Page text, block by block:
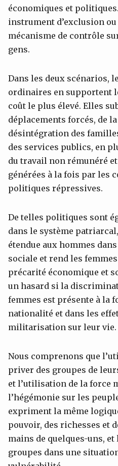
économiques et
instrument d’exclusion
mécanisme de contrôle
gens.
Dans les deux scénarios,
ordinaires en supportent
coût le plus élevé. Elles
déplacements forcés, de
désintégration des
des services publics, en
du travail non rémunéré
générées à la fois par les
politiques répressives.
De telles politiques sont
dans le système
étendue aux hommes
sociale et rend les
précarité économique et
un hasard si la
femmes est présente à la
nationalité et dans les
militarisation sur leur vie.
Nous comprenons que
priver des groupes de
et l’utilisation de la force
l’hégémonie sur les
expriment la même
pouvoir, des richesses et
mains de quelques-uns, et
groupes dans une